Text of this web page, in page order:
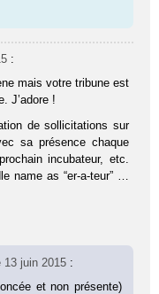
:
mais votre tribune est
J’adore !
de sollicitations sur
sa présence chaque
incubateur, etc.
name as “er-a-teur” …
13 juin 2015 :
et non présente)